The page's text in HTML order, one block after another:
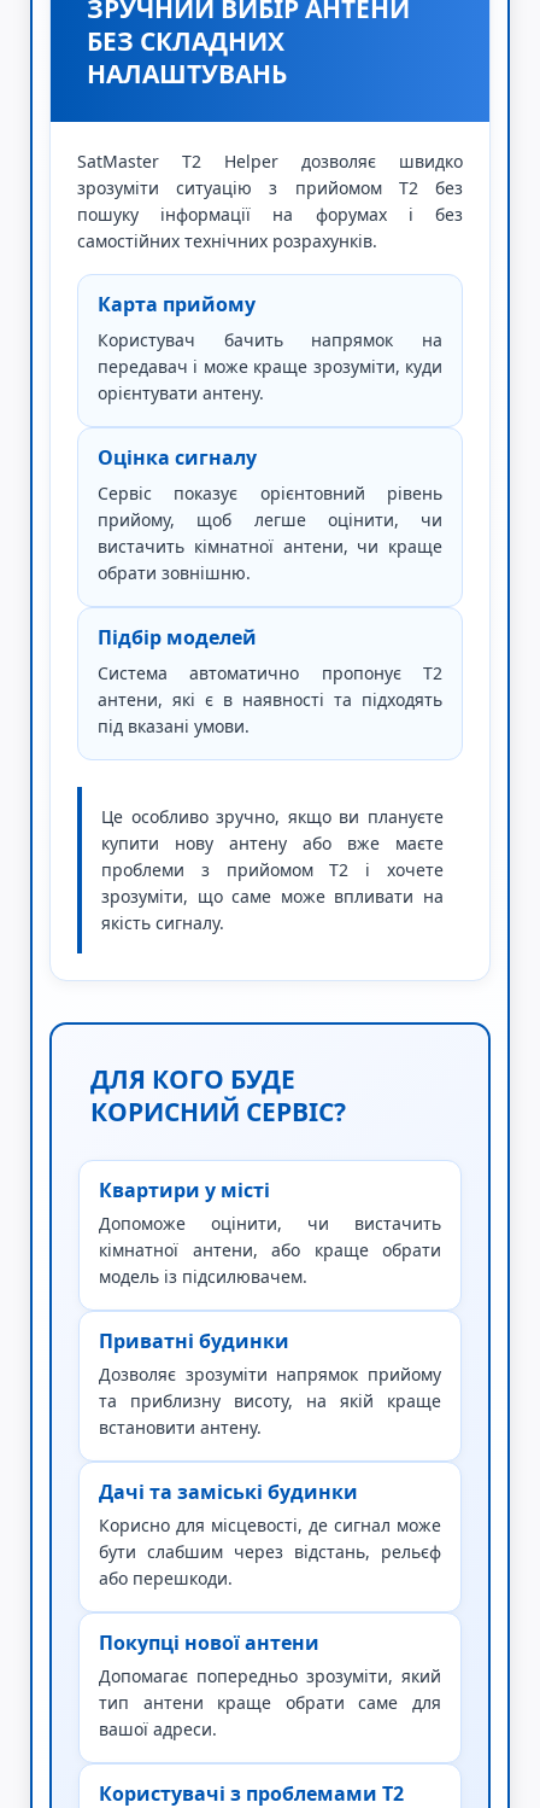
ЗРУЧНИЙ ВИБІР АНТЕНИ
БЕЗ СКЛАДНИХ
НАЛАШТУВАНЬ
SatMaster T2 Helper дозволяє швидко
зрозуміти ситуацію з прийомом Т2 без
пошуку інформації на форумах і без
самостійних технічних розрахунків.
Карта прийому
Користувач бачить напрямок на
передавач і може краще зрозуміти, куди
орієнтувати антену.
Оцінка сигналу
Сервіс показує орієнтовний рівень
прийому, щоб легше оцінити, чи
вистачить кімнатної антени, чи краще
обрати зовнішню.
Підбір моделей
Система автоматично пропонує Т2
антени, які є в наявності та підходять
під вказані умови.
Це особливо зручно, якщо ви плануєте
купити нову антену або вже маєте
проблеми з прийомом Т2 і хочете
зрозуміти, що саме може впливати на
якість сигналу.
ДЛЯ КОГО БУДЕ
КОРИСНИЙ СЕРВІС?
Квартири у місті
Допоможе оцінити, чи вистачить
кімнатної антени, або краще обрати
модель із підсилювачем.
Приватні будинки
Дозволяє зрозуміти напрямок прийому
та приблизну висоту, на якій краще
встановити антену.
Дачі та заміські будинки
Корисно для місцевості, де сигнал може
бути слабшим через відстань, рельєф
або перешкоди.
Покупці нової антени
Допомагає попередньо зрозуміти, який
тип антени краще обрати саме для
вашої адреси.
Користувачі з проблемами Т2